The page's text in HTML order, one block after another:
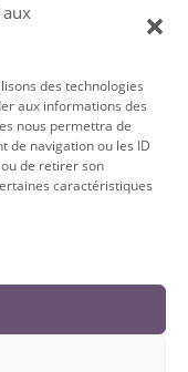
des technologies
aux informations des
nous permettra de
de navigation ou les ID
de retirer son
caractéristiques